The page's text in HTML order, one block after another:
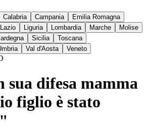
Calabria Campania
Emilia Romagna
Lazio Liguria Lombardia Marche
Molise
Sicilia
Toscana
Val d'Aosta Veneto
sua difesa mamma
figlio è stato